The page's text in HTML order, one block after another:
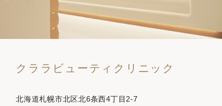
クララビューティクリニック
北海道札幌市北区北6条西4丁目2-7